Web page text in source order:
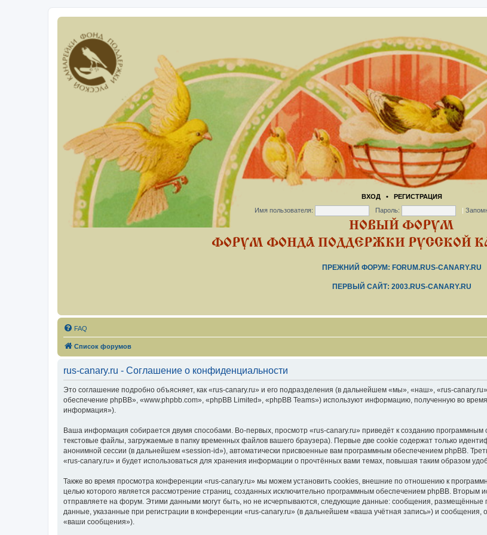
ВХОД• РЕГИСТРАЦИЯ
Имя пользователя:
Пароль: |
НОВЫЙ ФОРУМ
ФОРУМ ФОНДА ПОДДЕРЖКИ РУССКОЙ
ПРЕЖНИЙ ФОРУМ: FORUM.RUS-CANARY.RU
ПЕРВЫЙ САЙТ: 2003.RUS-CANARY.RU
FAQ
Список форумов
rus-canary.ru - Соглашение о конфиденциальности
Это соглашение подробно объясняет, как «rus-canary.ru» и его подразделения (в дальнейшем «мы», «наш», «rus-
обеспечение phpBB», «www.phpbb.com», «phpBB Limited», «phpBB Teams») используют информацию, полученную во
информация»).
Ваша информация собирается двумя способами. Во-первых, просмотр «rus-canary.ru» приведёт к созданию
текстовые файлы, загружаемые в папку временных файлов вашего браузера). Первые две cookie содержат только
анонимной сессии (в дальнейшем «session-id»), автоматически присвоенные вам программным обеспечением phpBB.
«rus-canary.ru» и будет использоваться для хранения информации о прочтённых вами темах, повышая таким образом
Также во время просмотра конференции «rus-canary.ru» мы можем установить cookies, внешние по отношению к
целью которого является рассмотрение страниц, созданных исключительно программным обеспечением phpBB.
отправляете на форум. Этими данными могут быть, но не исчерпываются, следующие данные: сообщения, размещённые
данные, указанные при регистрации в конференции «rus-canary.ru» (в дальнейшем «ваша учётная запись») и
«ваши сообщения»).